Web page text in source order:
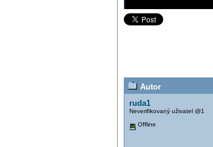
Autor
ruda1
Neverifikovaný uživatel @1
Offline